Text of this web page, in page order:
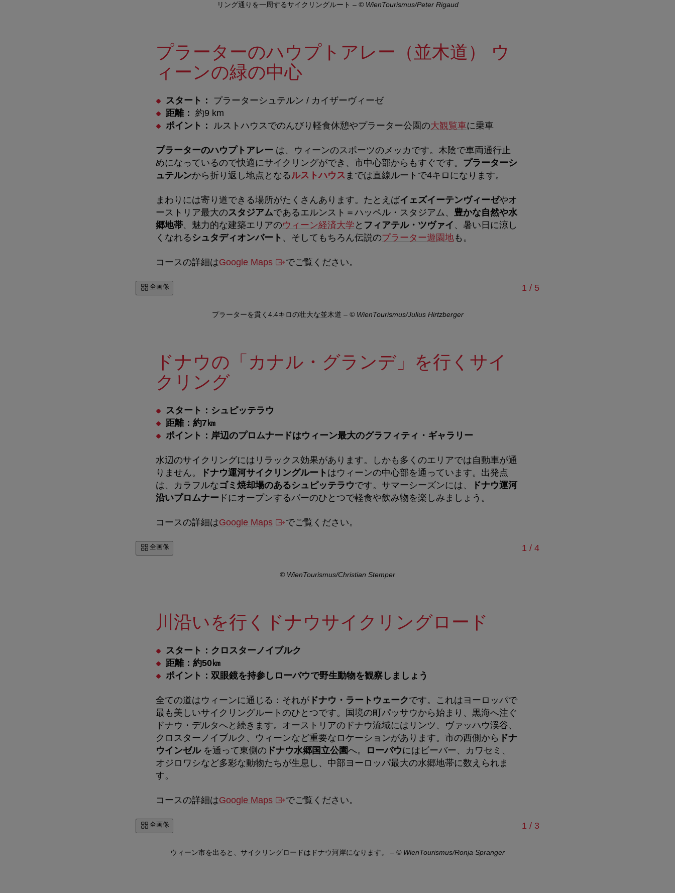
リング通りを一周するサイクリングルート – © WienTourismus/Peter Rigaud
プラーターのハウプトアレー（並木道） ウ
ィーンの緑の中心
スタート：
プラーターシュテルン / カイザーヴィーゼ
距離： 約9 km
ポイント： ルストハウスでのんびり軽食休憩やプラーター公園の大観覧車に乗車
プラーターのハウプトアレー は、ウィーンのスポーツのメッカです。木陰で車両通行止
めになっているので快適にサイクリングができ、市中心部からもすぐです。 プラーターシ
ュテルンから折り返し地点となるルストハウス までは直線ルートで4キロになります。
まわりには寄り道できる場所がたくさんあります。たとえばイェズイーテンヴィーゼやオ
ーストリア最大のスタジアムであるエルンスト＝ハッペル・スタジアム、 豊かな自然や水
郷地帯、魅力的な建築エリアのウィーン経済大学 と フィアテル・ツヴァイ 、暑い日に涼し
くなれる シュタディオンバート 、そしてもちろん伝説のプラーター遊園地も。
コースの詳細はGoogle Maps でご覧ください。
全画像 1 // 5
プラーターを貫く4.4キロの壮大な並木道 – © WienTourismus/Julius Hirtzberger
ドナウの「カナル・グランデ」を行くサイ
クリング
スタート：シュピッテラウ
距離：約7㎞
ポイント：岸辺のプロムナードはウィーン最大のグラフィティ・ギャラリー
水辺のサイクリングにはリラックス効果があります。しかも多くのエリアでは自動車が通
りません。
ドナウ運河サイクリングルート はウィーンの中心部を通っています。出発点
は、カラフルなゴミ焼却場のあるシュピッテラウです。サマーシーズンには、
ドナウ運河
沿いプロムナー ドにオープンするバーのひとつで軽食や飲み物を楽しみましょう。
コースの詳細はGoogle Maps でご覧ください。
全画像 1 // 4
© WienTourismus/Christian Stemper
川沿いを行くドナウサイクリングロード
スタート：クロスターノイブルク
距離：約50㎞
ポイント：双眼鏡を持参しローバウで野生動物を観察しましょう
全ての道はウィーンに通じる：それが ドナウ・ラートウェークです。これはヨーロッパで
最も美しいサイクリングルートのひとつです。国境の町パッサウから始まり、黒海へ注ぐ
ドナウ・デルタへと続きます。オーストリアのドナウ流域にはリンツ、ヴァッハウ渓谷、
クロスターノイブルク、ウィーンなど重要なロケーションがあります。市の西側から ドナ
ウインゼルを通って東側の ドナウ水郷国立公園へ。 ローバウにはビーバー、カワセミ、
オジロワシなど多彩な動物たちが生息し、中部ヨーロッパ最大の水郷地帯に数えられま
す。
コースの詳細はGoogle Maps でご覧ください。
全画像 1 // 3
ウィーン市を出ると、サイクリングロードはドナウ河岸になります。 – © WienTourismus/Ronja Spranger